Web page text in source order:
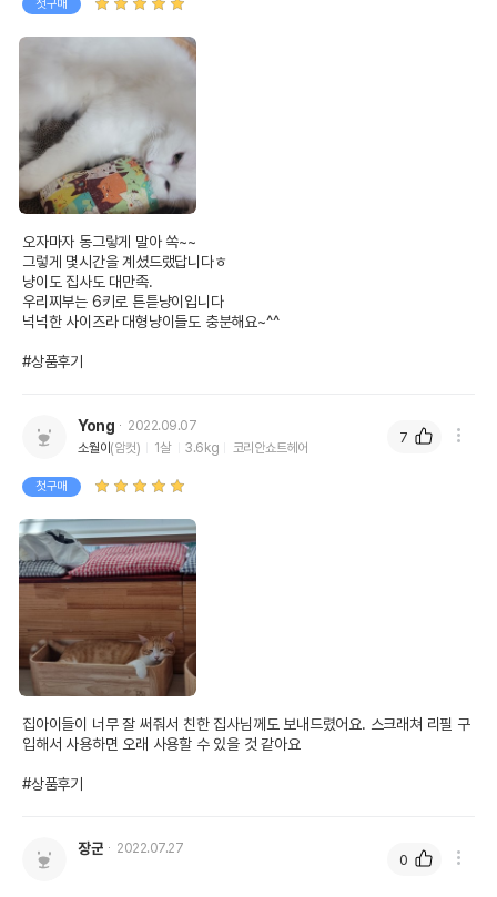
첫구매
오자마자 동그랗게 말아 쏙~~
그렇게 몇시간을 계셨드랬답니다ㅎ
냥이도 집사도 대만족.
우리찌부는 6키로 튼튿냥이입니다
넉넉한 사이즈라 대형냥이들도 충분해요~^^
#상품후기
Yong
2022.09.07
소월이 (암컷) 1살 3.6kg 코리안쇼트헤어
첫구매
집아이들이 너무 잘 써줘서 친한 집사님께도 보내드렸어요. 스크래쳐 리필 구
입해서 사용하면 오래 사용할 수 있을 것 같아요
#상품후기
7
장군 2022.07.27
0